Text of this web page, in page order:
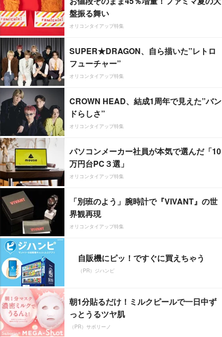
盤振る舞い
オリコンタイアップ特集
SUPER★DRAGON、自ら描いた”レトロ
フューチャー”
オリコンタイアップ特集
CROWN HEAD、結成1周年で見えた”バン
ドらしさ”
オリコンタイアップ特集
パソコンメーカー社員が本気で選んだ「10
万円台PC３選」
オリコンタイアップ特集
「別班のよう」腕時計で『VIVANT』の世
界観再現
オリコンタイアップ特集
自販機にピッ！ですぐに買えちゃう
（PR）ジハンピ
朝1分貼るだけ！ミルクピールで一日中ず
っとうるツヤ肌
（PR）サボリーノ